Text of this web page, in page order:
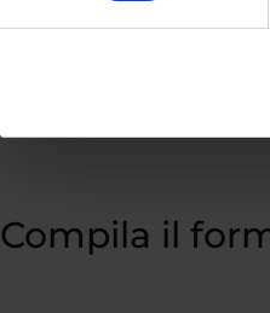
Compila il